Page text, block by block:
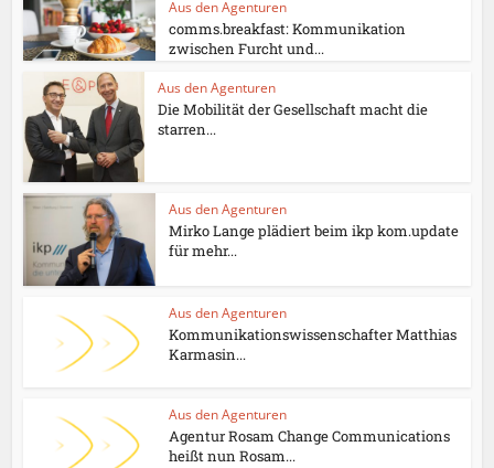
Aus den Agenturen
comms.breakfast: Kommunikation
zwischen Furcht und...
Aus den Agenturen
Die Mobilität der Gesellschaft macht die
starren...
Aus den Agenturen
Mirko Lange plädiert beim ikp kom.update
für mehr...
Aus den Agenturen
Kommunikationswissenschafter Matthias
Karmasin...
Aus den Agenturen
Agentur Rosam Change Communications
heißt nun Rosam...